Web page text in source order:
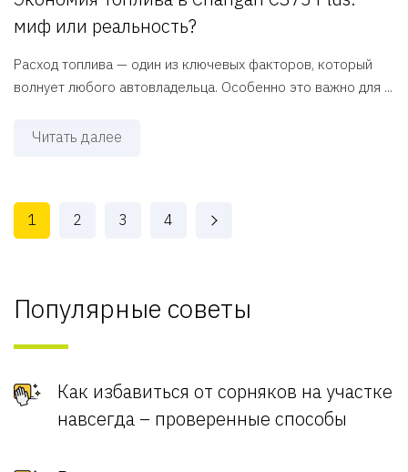
миф или реальность?
Расход топлива — один из ключевых факторов, который
волнует любого автовладельца. Особенно это важно для ...
Читать далее
1 2 3 4
Популярные советы
Как избавиться от сорняков на участке
навсегда – проверенные способы